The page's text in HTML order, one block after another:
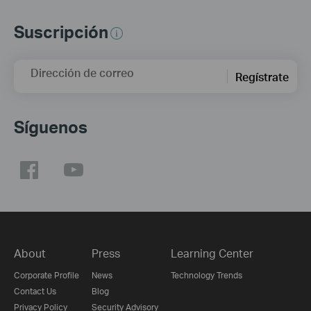
Suscripción
Dirección de correo Regístrate
Síguenos
About
Corporate Profile
Contact Us
Privacy Policy
Press
News
Blog
Security Advisory
Learning Center
Technology Trends